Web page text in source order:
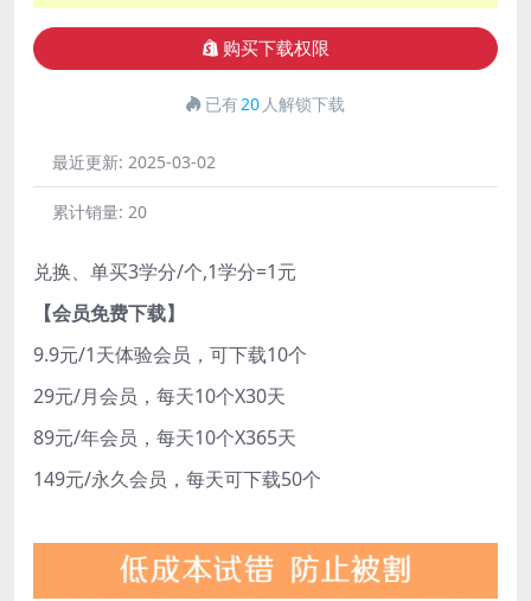
购买下载权限
已有20 人解锁下载
最近更新: 2025-03-02
累计销量: 20
兑换、单买3学分/个,1学分=1元
【会员免费下载】
9.9元/1天体验会员，可下载10个
29元/月会员，每天10个X30天
89元/年会员，每天10个X365天
149元/永久会员，每天可下载50个